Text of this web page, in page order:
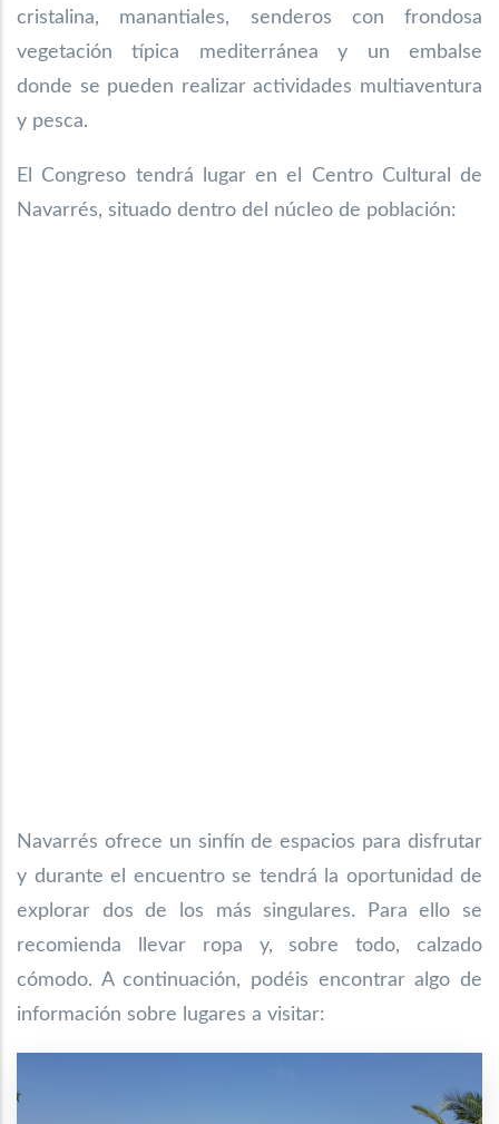
cristalina, manantiales, senderos con frondosa
vegetación típica mediterránea y un embalse
donde se pueden realizar actividades multiaventura
y pesca.
El Congreso tendrá lugar en el Centro Cultural de
Navarrés, situado dentro del núcleo de población:
Navarrés ofrece un sinfín de espacios para disfrutar
y durante el encuentro se tendrá la oportunidad de
explorar dos de los más singulares. Para ello se
recomienda llevar ropa y, sobre todo, calzado
cómodo. A continuación, podéis encontrar algo de
información sobre lugares a visitar: